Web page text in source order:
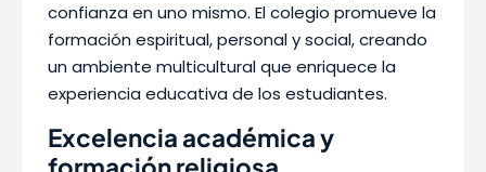
confianza en uno mismo. El colegio promueve la
formación espiritual, personal y social, creando
un ambiente multicultural que enriquece la
experiencia educativa de los estudiantes.
Excelencia académica y